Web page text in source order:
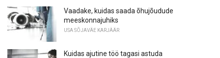
Vaadake, kuidas saada õhujõudude
meeskonnajuhiks
USA SÕJAVÄE KARJÄÄR
Kuidas ajutine töö tagasi astuda